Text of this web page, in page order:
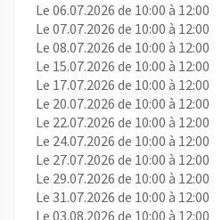
Le 06.07.2026 de 10:00 à 12:00
Le 07.07.2026 de 10:00 à 12:00
Le 08.07.2026 de 10:00 à 12:00
Le 15.07.2026 de 10:00 à 12:00
Le 17.07.2026 de 10:00 à 12:00
Le 20.07.2026 de 10:00 à 12:00
Le 22.07.2026 de 10:00 à 12:00
Le 24.07.2026 de 10:00 à 12:00
Le 27.07.2026 de 10:00 à 12:00
Le 29.07.2026 de 10:00 à 12:00
Le 31.07.2026 de 10:00 à 12:00
Le 03.08.2026 de 10:00 à 12:00